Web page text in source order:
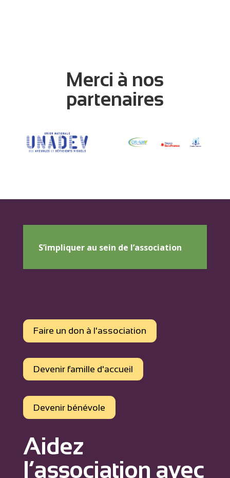
Merci à nos
partenaires
S’impliquer au sein de l’association
Faire un don à l'association
Devenir famille d'accueil
Devenir bénévole
Aidez
l’association avec